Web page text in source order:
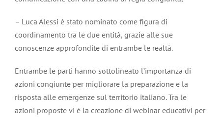
– Luca Alessi è stato nominato come figura di
coordinamento tra le due entità, grazie alle sue
conoscenze approfondite di entrambe le realtà.
Entrambe le parti hanno sottolineato l’importanza di
azioni congiunte per migliorare la preparazione e la
risposta alle emergenze sul territorio italiano. Tra le
azioni proposte vi è la creazione di webinar educativi per